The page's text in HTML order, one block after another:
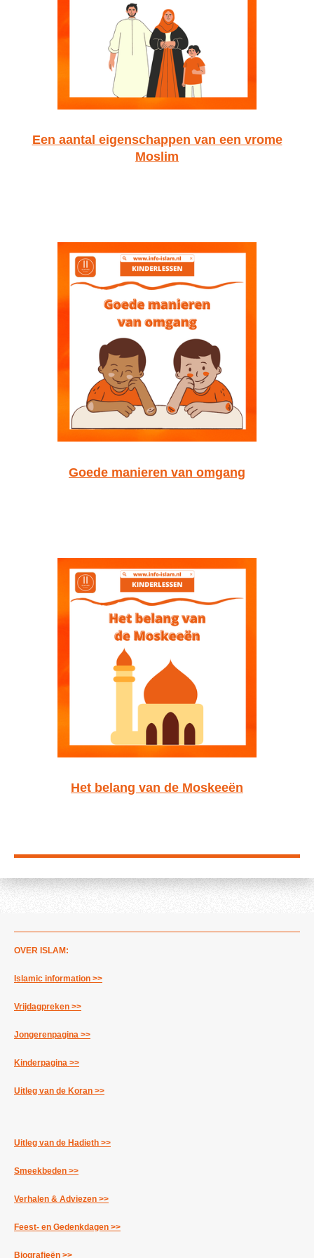
Een aantal eigenschappen van een vrome
Moslim
Goede manieren van omgang
Het belang van de Moskeeën
OVER ISLAM:
Islamic information >>
Vrijdagpreken >>
Jongerenpagina >>
Kinderpagina >>
Uitleg van de Koran >>
Uitleg van de Hadieth >>
Smeekbeden >>
Verhalen & Adviezen >>
Feest- en Gedenkdagen >>
Biografieën >>